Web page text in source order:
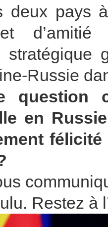
deux pays
stratégique
Russie
question
en
Restez à